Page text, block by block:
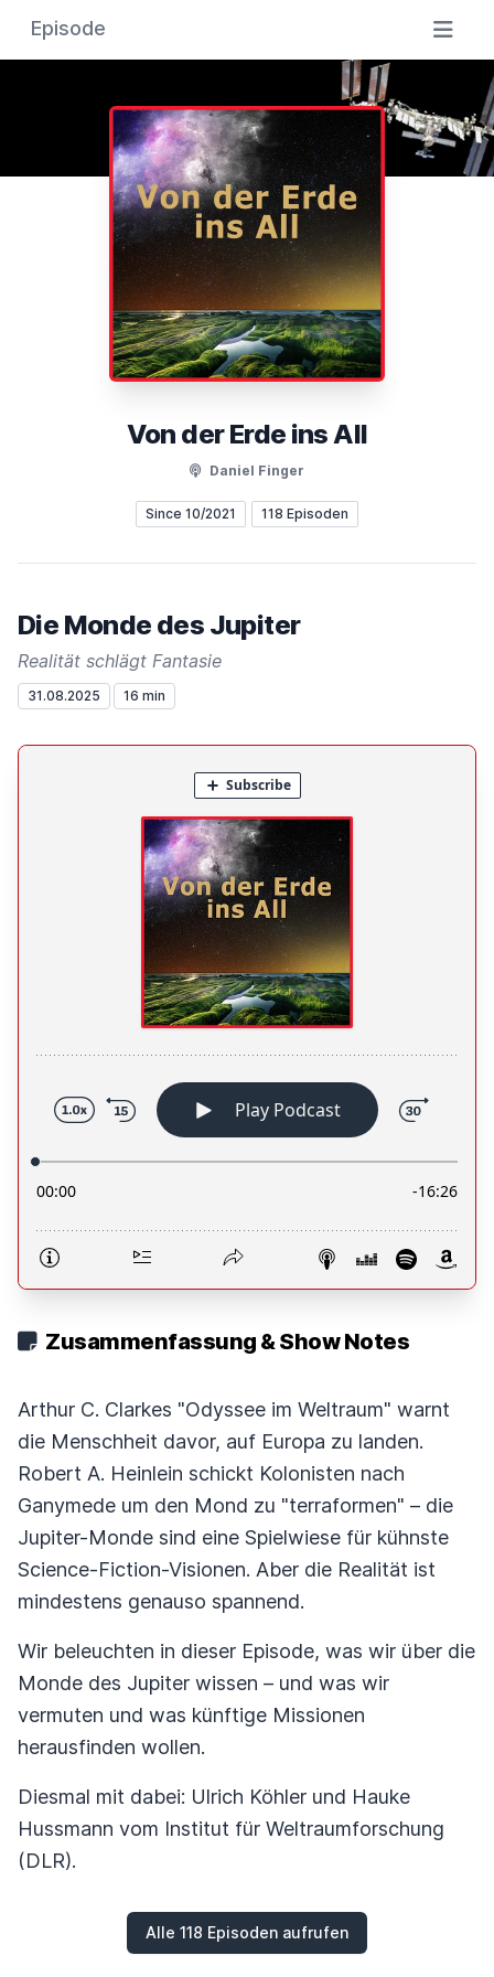
Episode
Von der Erde ins All
Daniel Finger
Since 10/2021 118 Episoden
Die Monde des Jupiter
Realität schlägt Fantasie
31.08.2025 16 min
Zusammenfassung & Show Notes
Arthur C. Clarkes "Odyssee im Weltraum" warnt
die Menschheit davor, auf Europa zu landen.
Robert A. Heinlein schickt Kolonisten nach
Ganymede um den Mond zu "terraformen" – die
Jupiter-Monde sind eine Spielwiese für kühnste
Science-Fiction-Visionen. Aber die Realität ist
mindestens genauso spannend.
Wir beleuchten in dieser Episode, was wir über die
Monde des Jupiter wissen – und was wir
vermuten und was künftige Missionen
herausfinden wollen.
Diesmal mit dabei: Ulrich Köhler und Hauke
Hussmann vom Institut für Weltraumforschung
(DLR).
Alle 118 Episoden aufrufen